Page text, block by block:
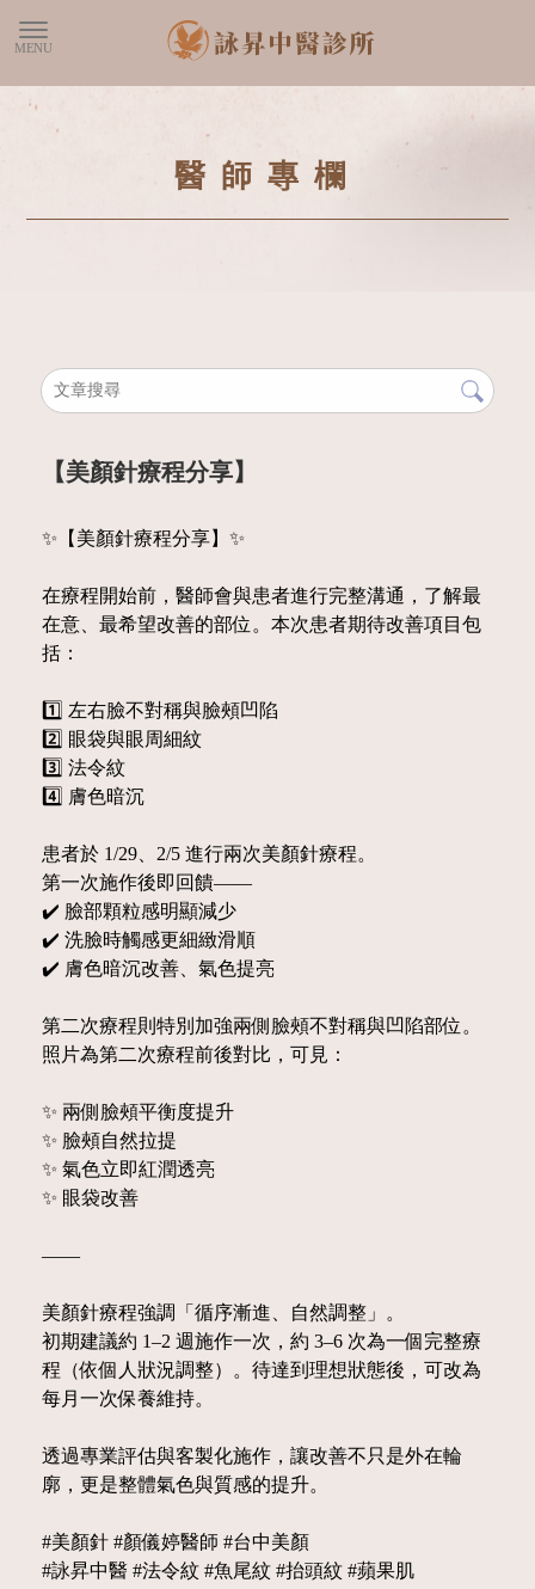
醫師專欄
【美顏針療程分享】
✨【美顏針療程分享】✨
在療程開始前，醫師會與患者進行完整溝通，了解最
在意、最希望改善的部位。本次患者期待改善項目包
括：
1️⃣ 左右臉不對稱與臉頰凹陷
2️⃣ 眼袋與眼周細紋
3️⃣ 法令紋
4️⃣ 膚色暗沉
患者於 1/29、2/5 進行兩次美顏針療程。
第一次施作後即回饋——
✔️ 臉部顆粒感明顯減少
✔️ 洗臉時觸感更細緻滑順
✔️ 膚色暗沉改善、氣色提亮
第二次療程則特別加強兩側臉頰不對稱與凹陷部位。
照片為第二次療程前後對比，可見：
✨ 兩側臉頰平衡度提升
✨ 臉頰自然拉提
✨ 氣色立即紅潤透亮
✨ 眼袋改善
——
美顏針療程強調「循序漸進、自然調整」。
初期建議約 1–2 週施作一次，約 3–6 次為一個完整療
程（依個人狀況調整）。待達到理想狀態後，可改為
每月一次保養維持。
透過專業評估與客製化施作，讓改善不只是外在輪
廓，更是整體氣色與質感的提升。
#美顏針 #顏儀婷醫師 #台中美顏
#詠昇中醫 #法令紋 #魚尾紋 #抬頭紋 #蘋果肌